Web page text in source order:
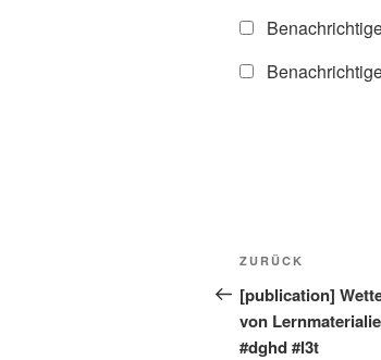
Vorheriger
Beitrag
ZURÜCK
[publication]
von
#dghd #l3t